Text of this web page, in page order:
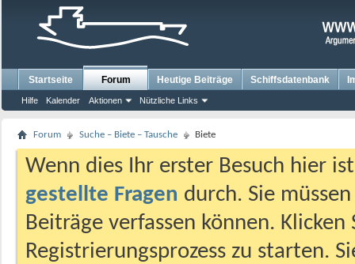
Startseite Forum
Hilfe Kalender Aktionen Nützliche Links
Heutige Beiträge Schiffsdatenbank
Forum Suche – Biete – Tausche Biete
Wenn dies Ihr erster Besuch hier
gestellte Fragen durch. Sie
Beiträge verfassen können.
Registrierungsprozess zu starten.